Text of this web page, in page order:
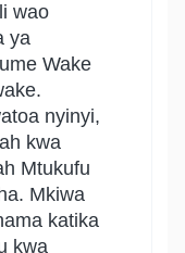
wao
ya
Wake
nyinyi,
kwa
Mtukufu
Mkiwa
katika
kwa